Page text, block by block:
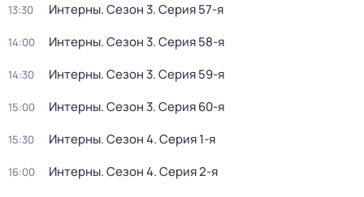
13:30 Интерны. Сезон 3. Серия 57-я
14:00 Интерны. Сезон 3. Серия 58-я
14:30 Интерны. Сезон 3. Серия 59-я
15:00 Интерны. Сезон 3. Серия 60-я
15:30 Интерны. Сезон 4. Серия 1-я
16:00 Интерны. Сезон 4. Серия 2-я